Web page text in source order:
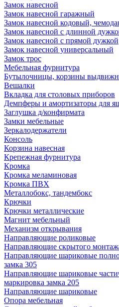
Замок навесной
Замок навесной гаражный
Замок навесной кодовый,
Замок навесной с длинной
Замок навесной с прямой дужкой
Замок навесной универсальный
Замок трос
Мебельная фурнитура
Бутылочницы, корзины
Вешалки
Вкладка для столовых приборов
Демпферы и амортизаторы для
Заглушка д/конфирмата
Замки мебельные
Зеркалодержатели
Консоль
Корзина навесная
Крепежная фурнитура
Кромка
Кромка меламиновая
Кромка ПВХ
Металлобокс, тандембокс
Крючки
Крючки металлические
Магнит мебельный
Механизм открывания
Направляющие роликовые
Направляющие скрытого
Направляющие шариковые
замка 305
Направляющие шариковые
маркировка замка 205
Направляющие шариковые
Опора мебельная